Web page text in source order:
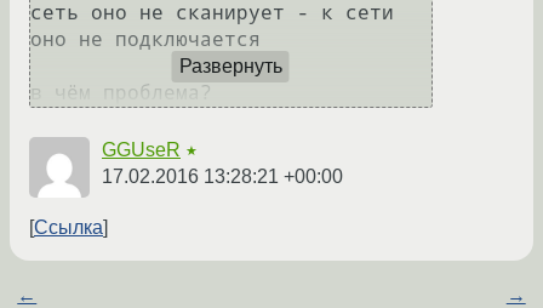
сеть оно не сканирует - к сети
оно не подключается
в чём проблема?
Развернуть
GGUseR ★
17.02.2016 13:28:21 +00:00
Ссылка
← →